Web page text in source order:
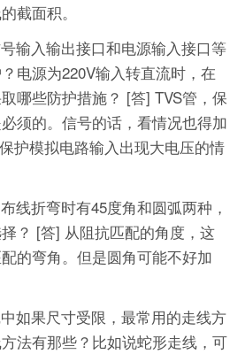
截面积。
输入输出接口和电源输入接口等
电源为220V输入转直流时，在
哪些防护措施？ [答] TVS管，保
须的。信号的话，看情况也得加
护模拟电路输入出现大电压的情
线折弯时有45度角和圆弧两种，
？ [答] 从阻抗匹配的角度，这
的弯角。但是圆角可能不好加
如果尺寸受限，最常用的走线方
法有那些？比如说蛇形走线，可